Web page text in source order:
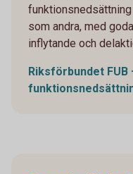
som andra, med
inflytande och
Riksförbundet